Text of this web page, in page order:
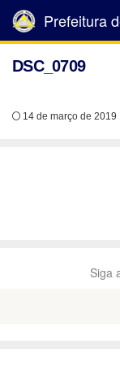
Prefeitura
DSC_0709
14 de março de 2019
Siga